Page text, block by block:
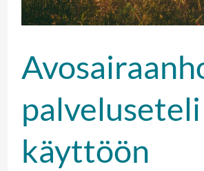
palveluseteli
käyttöön